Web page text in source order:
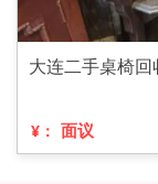
大连二手桌椅
¥： 面议